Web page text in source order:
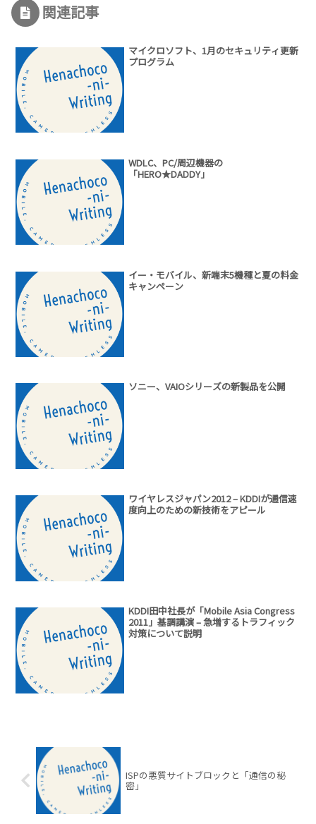
関連記事
マイクロソフト、1月のセキュリティ更新
プログラム
WDLC、PC/周辺機器の
「HERO★DADDY」
イー・モバイル、新端末5機種と夏の料金
キャンペーン
ソニー、VAIOシリーズの新製品を公開
ワイヤレスジャパン2012 – KDDIが通信速
度向上のための新技術をアピール
KDDI田中社長が「Mobile Asia Congress
2011」基調講演 – 急増するトラフィック
対策について説明
ISPの悪質サイトブロックと「通信の秘
密」